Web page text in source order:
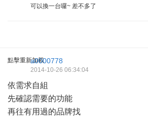
可以換一台囉~ 差不多了
點擊重新加載a0000778
2014-10-26 06:34:04
依需求自組
先確認需要的功能
再往有用過的品牌找